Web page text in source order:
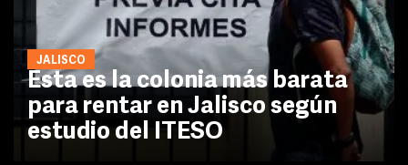
JALISCO
Esta es la colonia más barata
para rentar en Jalisco según
estudio del ITESO